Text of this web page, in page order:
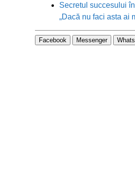
Secretul succesului
„Dacă nu faci asta ai
Facebook Messenger